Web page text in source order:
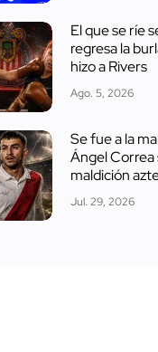
El que se ríe
regresa la
hizo a Rivers
Ago. 5, 2026
Se fue a la
Ángel Correa
maldición
Jul. 29, 2026